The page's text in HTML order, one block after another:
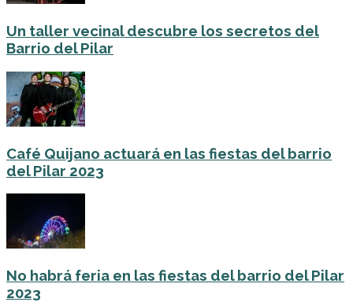
Un taller vecinal descubre los secretos del
Barrio del Pilar
Café Quijano actuará en las fiestas del barrio
del Pilar 2023
No habrá feria en las fiestas del barrio del Pilar
2023